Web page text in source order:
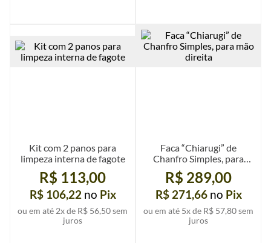
Ver mais detalhes
Kit com 2 panos para
limpeza interna de fagote
R$ 113,00
R$ 106,22 no Pix
ou em até 2x de R$ 56,50sem
juros
Faca “Chiarugi” de
Chanfro Simples, para
mão direita
R$ 289,00
R$ 271,66 no Pix
ou em até 5x de R$ 57,80sem
juros